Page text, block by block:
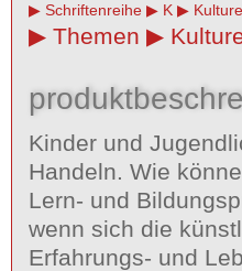
Schriftenreihe K
Themen
Kinder und
Handeln. Wie
Lern- und
wenn sich die
Erfahrungs- und